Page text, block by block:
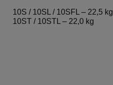
10S / 10SL / 10SFL – 22,5 kg
10ST / 10STL – 22,0 kg